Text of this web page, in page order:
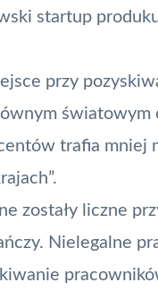
startup
przy
trafia mniej
zostały liczne
Nielegalne